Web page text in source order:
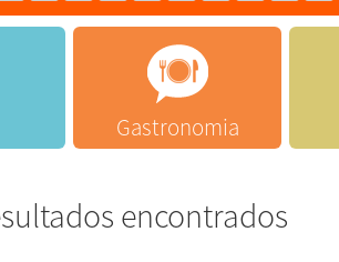
Gastronomia
encontrados